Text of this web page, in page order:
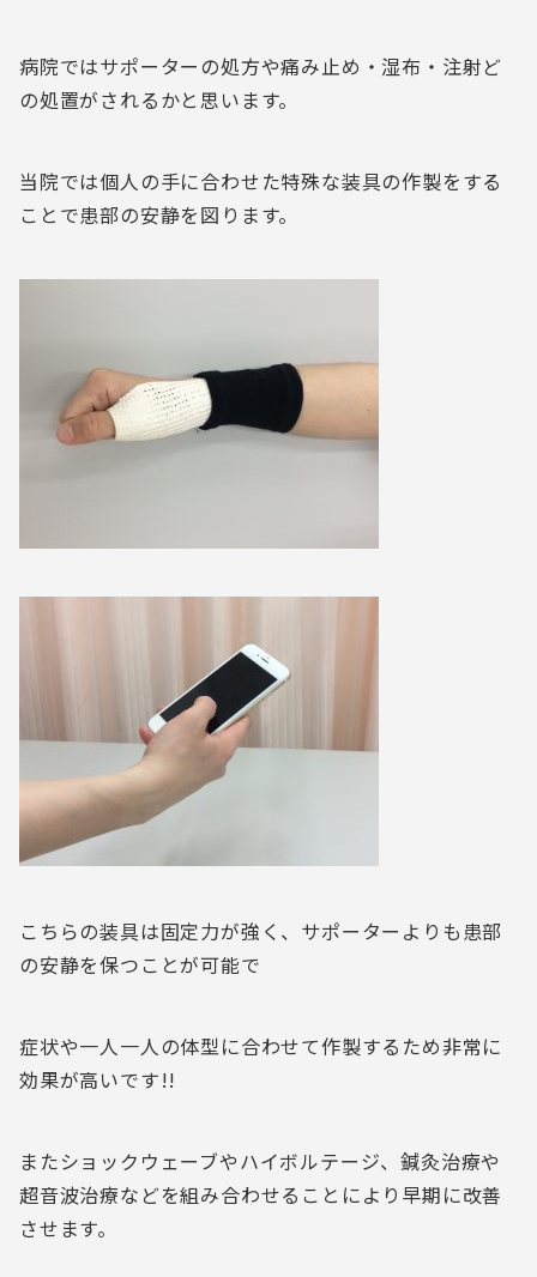
病院ではサポーターの処方や痛み止め・湿布・注射ど
の処置がされるかと思います。
当院では個人の手に合わせた特殊な装具の作製をする
ことで患部の安静を図ります。
こちらの装具は固定力が強く、サポーターよりも患部
の安静を保つことが可能で
症状や一人一人の体型に合わせて作製するため非常に
効果が高いです!!
またショックウェーブやハイボルテージ、鍼灸治療や
超音波治療などを組み合わせることにより早期に改善
させます。